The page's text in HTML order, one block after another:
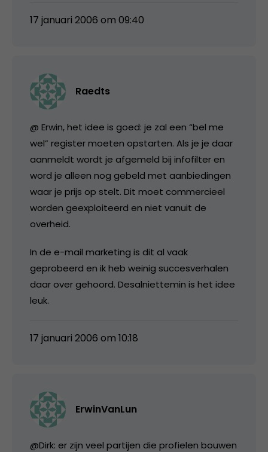
17 januari 2006 om 09:40
Raedts
@ Erwin, het idee is goed: je zal een “bel me
wel” register moeten opstarten. Als je je daar
aanmeldt wordt je afgemeld bij infofilter en
word je alleen nog gebeld met aanbiedingen
waar je prijs op stelt. Dit moet commercieel
worden geexploiteerd en niet vanuit de
overheid.
In de e-mail marketing is dit al vaak
geprobeerd en ik heb weinig succesverhalen
daar over gehoord. Desalniettemin is het idee
leuk.
17 januari 2006 om 10:18
ErwinVanLun
@Dirk: er zijn veel partijen die profielen bouwen